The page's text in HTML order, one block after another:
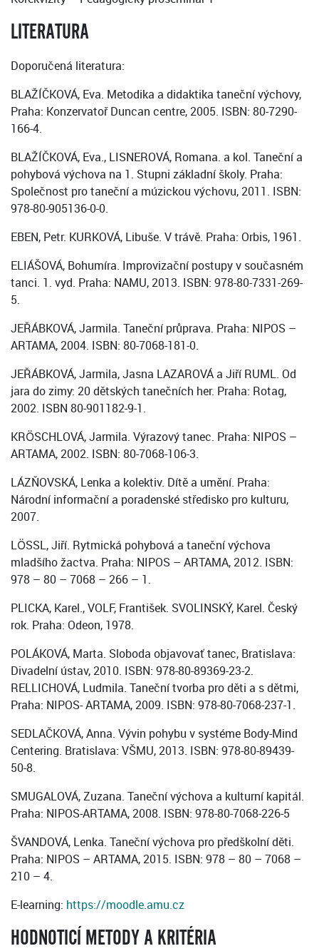
LITERATURA
Doporučená literatura:
BLAŽÍČKOVÁ, Eva. Metodika a didaktika taneční výchovy,
Praha: Konzervatoř Duncan centre, 2005. ISBN: 80-7290-
166-4.
BLAŽÍČKOVÁ, Eva., LISNEROVÁ, Romana. a kol. Taneční a
pohybová výchova na 1. Stupni základní školy. Praha:
Společnost pro taneční a múzickou výchovu, 2011. ISBN:
978-80-905136-0-0.
EBEN, Petr. KURKOVÁ, Libuše. V trávě. Praha: Orbis, 1961.
ELIÁŠOVÁ, Bohumíra. Improvizační postupy v současném
tanci. 1. vyd. Praha: NAMU, 2013. ISBN: 978-80-7331-269-
5.
JEŘÁBKOVÁ, Jarmila. Taneční průprava. Praha: NIPOS –
ARTAMA, 2004. ISBN: 80-7068-181-0.
JEŘÁBKOVÁ, Jarmila, Jasna LAZAROVÁ a Jiří RUML. Od
jara do zimy: 20 dětských tanečních her. Praha: Rotag,
2002. ISBN 80-901182-9-1.
KRÖSCHLOVÁ, Jarmila. Výrazový tanec. Praha: NIPOS –
ARTAMA, 2002. ISBN: 80-7068-106-3.
LÁZŇOVSKÁ, Lenka a kolektiv. Dítě a umění. Praha:
Národní informační a poradenské středisko pro kulturu,
2007.
LÖSSL, Jiří. Rytmická pohybová a taneční výchova
mladšího žactva. Praha: NIPOS – ARTAMA, 2012. ISBN:
978 – 80 – 7068 – 266 – 1.
PLICKA, Karel., VOLF, František. SVOLINSKÝ, Karel. Český
rok. Praha: Odeon, 1978.
POLÁKOVÁ, Marta. Sloboda objavovať tanec, Bratislava:
Divadelní ústav, 2010. ISBN: 978-80-89369-23-2.
RELLICHOVÁ, Ludmila. Taneční tvorba pro děti a s dětmi,
Praha: NIPOS- ARTAMA, 2009. ISBN: 978-80-7068-237-1.
SEDLAČKOVÁ, Anna. Vývin pohybu v systéme Body-Mind
Centering. Bratislava: VŠMU, 2013. ISBN: 978-80-89439-
50-8.
SMUGALOVÁ, Zuzana. Taneční výchova a kulturní kapitál.
Praha: NIPOS-ARTAMA, 2008. ISBN: 978-80-7068-226-5
ŠVANDOVÁ, Lenka. Taneční výchova pro předškolní děti.
Praha: NIPOS – ARTAMA, 2015. ISBN: 978 – 80 – 7068 –
210 – 4.
E-learning: https://moodle.amu.cz
HODNOTICÍ METODY A KRITÉRIA